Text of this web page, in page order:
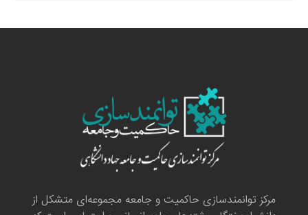
مرکز توانمندسازی حاکمیت و جامعه مجموعه‌ای متشکل از